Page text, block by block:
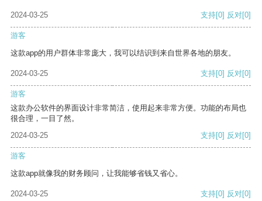
2024-03-25 支持[0] 反对[0]
游客
这款app的用户群体非常庞大，我可以结识到来自世界各地的朋友。
2024-03-25 支持[0] 反对[0]
游客
这款办公软件的界面设计非常简洁，使用起来非常方便。功能的布局也
很合理，一目了然。
2024-03-25
支持[0] 反对[0]
游客
这款app就像我的财务顾问，让我能够省钱又省心。
2024-03-25 支持[0] 反对[0]